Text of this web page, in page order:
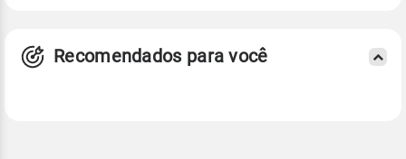
Recomendados para você